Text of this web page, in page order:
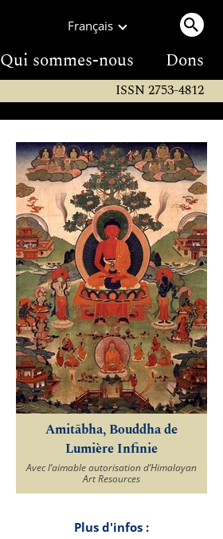
Français
Qui sommes-nous Dons
ISSN 2753-4812
Amitābha, Bouddha de
Lumière Infinie
Avec l’aimable autorisation d’Himalayan
Art Resources
Plus d'infos :